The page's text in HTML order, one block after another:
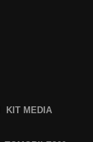
KIT MEDIA